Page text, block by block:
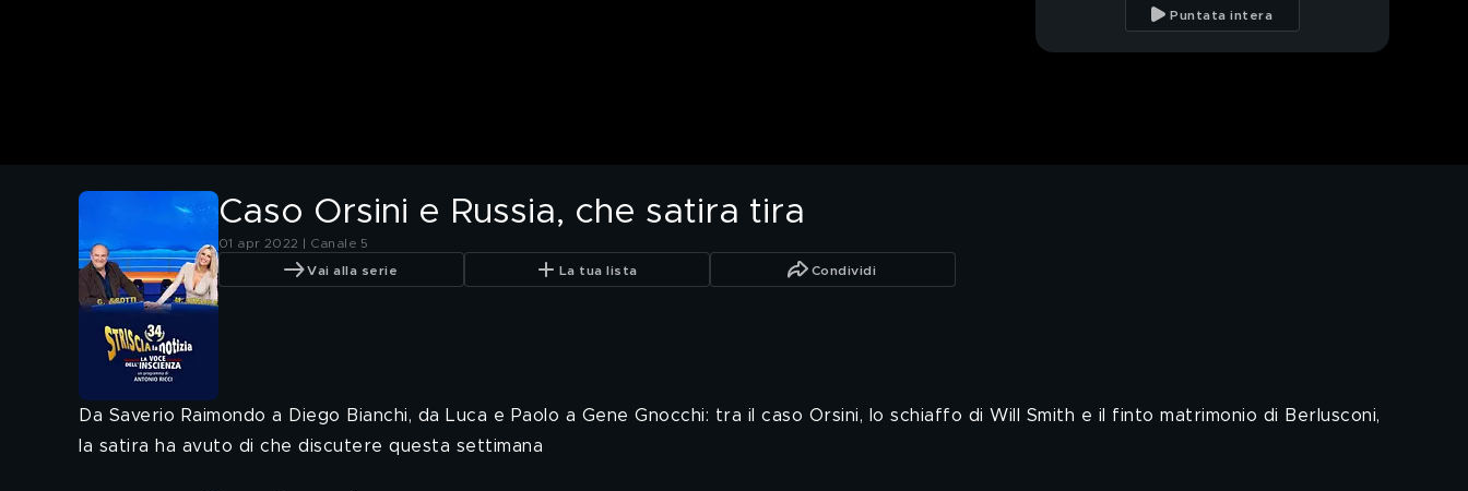
consegna
Puntata intera
Caso Orsini e Russia, che satira tira
01 apr 2022 | Canale 5
Vai alla serie La tua lista Condividi
Da Saverio Raimondo a Diego Bianchi, da Luca e Paolo a Gene Gnocchi: tra il caso Orsini, lo schiaffo di Will Smith e il finto matrimonio di Berlusconi,
la satira ha avuto di che discutere questa settimana